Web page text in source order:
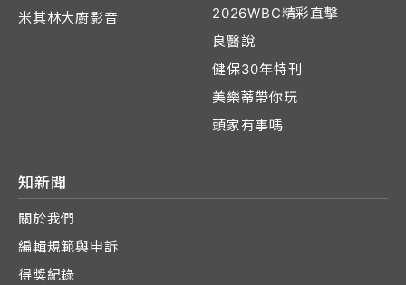
米其林大廚影音
2026WBC精彩直擊
良醫說
健保30年特刊
美樂蒂帶你玩
頭家有事嗎
知新聞
關於我們
編輯規範與申訴
得獎紀錄